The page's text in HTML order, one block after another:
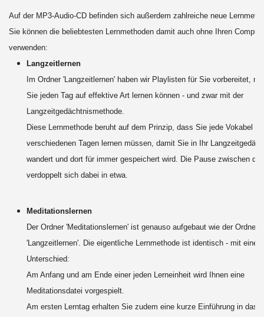
Auf der MP3-Audio-CD befinden sich außerdem zahlreiche neue
Sie können die beliebtesten Lernmethoden damit auch ohne Ihren
verwenden:
Langzeitlernen
Im Ordner 'Langzeitlernen' haben wir Playlisten für Sie vorbereitet,
Sie jeden Tag auf effektive Art lernen können - und zwar mit der
Langzeitgedächtnismethode.
Diese Lernmethode beruht auf dem Prinzip, dass Sie jede Vokabel
verschiedenen Tagen lernen müssen, damit Sie in Ihr
wandert und dort für immer gespeichert wird. Die Pause zwischen
verdoppelt sich dabei in etwa.
Meditationslernen
Der Ordner 'Meditationslernen' ist genauso aufgebaut wie der Ordner
'Langzeitlernen'. Die eigentliche Lernmethode ist identisch - mit einem
Unterschied:
Am Anfang und am Ende einer jeden Lerneinheit wird Ihnen eine
Meditationsdatei vorgespielt.
Am ersten Lerntag erhalten Sie zudem eine kurze Einführung in das